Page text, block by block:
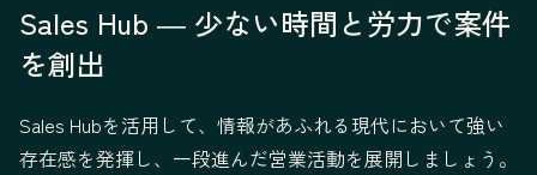
Sales Hub ― 少ない時間と労力で案件
を創出
Sales Hubを活用して、情報があふれる現代において強い
存在感を発揮し、一段進んだ営業活動を展開しましょう。